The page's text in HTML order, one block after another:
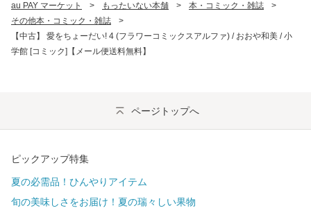
au PAY マーケット > もったいない本舗 > 本・コミック・雑誌
>
その他本・コミック・雑誌
>
【中古】 愛をちょーだい! 4 (フラワーコミックスアルファ) / おおや和美 / 小
学館 [コミック]【メール便送料無料】
ページトップへ
ピックアップ特集
夏の必需品！ひんやりアイテム
旬の美味しさをお届け！夏の瑞々しい果物